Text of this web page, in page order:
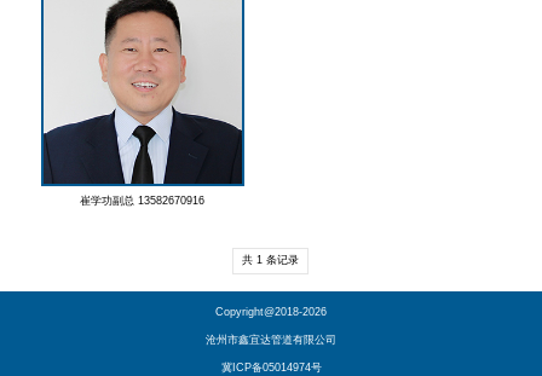
崔学功副总 13582670916
共 1 条记录
Copyright@2018-2026
沧州市鑫宜达管道有限公司
冀ICP备05014974号